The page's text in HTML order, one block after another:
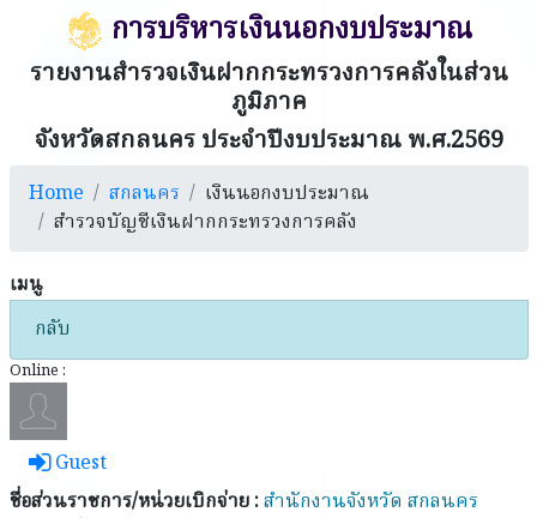
การบริหารเงินนอกงบประมาณ
รายงานสำรวจเงินฝากกระทรวงการคลังในส่วน
ภูมิภาค
จังหวัดสกลนคร ประจำปีงบประมาณ พ.ศ.2569
Home สกลนคร
เงินนอกงบประมาณ
สำรวจบัญชีเงินฝากกระทรวงการคลัง
เมนู
กลับ
Online :
Guest
ชื่อส่วนราชการ/หน่วยเบิกจ่าย :สำนักงานจังหวัด สกลนคร